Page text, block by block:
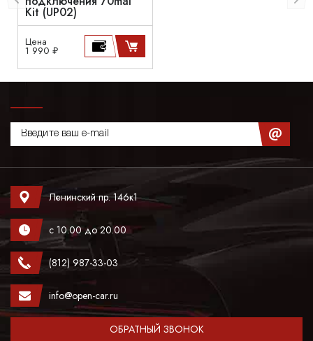
Kit (UP02)
Цена
1 990 ₽
Ленинский пр. 146к1
с 10.00 до 20.00
(812) 987-33-03
info@open-car.ru
ОБРАТНЫЙ ЗВОНОК